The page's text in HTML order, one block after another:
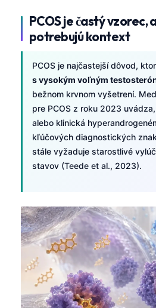
PCOS je častý
potrebujú kontext
PCOS je najčastejší dôvod,
s vysokým voľným
bežnom krvnom vyšetrení.
pre PCOS z roku 2023
alebo klinická
kľúčových diagnostických
stále vyžaduje starostlivé
stavov (Teede et al., 2023).